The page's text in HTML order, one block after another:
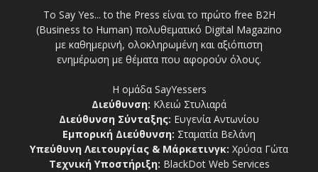
Το Say Yes... to the Press είναι το πρώτο free Β2Η
(Business to Human) πολυθεματικό Digital Magazino
με καθημερινή, ολοκληρωμένη και αξιόπιστη
ενημέρωση με θέματα που αφορούν όλους.
Η ομάδα SayYessers
Διεύθυνση: Κλειώ Στυλιαρά
Διεύθυνση Σύνταξης: Ευγενία Αντωνίου
Εμπορική Διεύθυνση: Σταματία Βελάνη
Υπεύθυνη Λειτουργίας & Μάρκετινγκ: Χρύσα Γώτα
Τεχνική Υποστήριξη: BlackDot Web Services